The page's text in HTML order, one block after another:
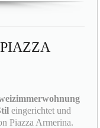
eingerichtet und
Piazza Armerina.